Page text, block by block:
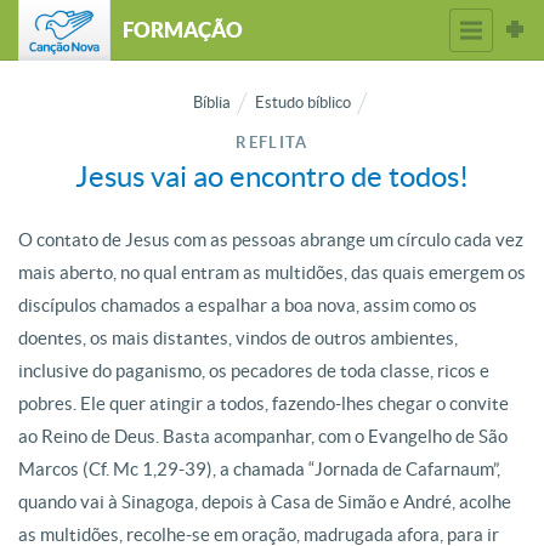
FORMAÇÃO
Bíblia Estudo bíblico
REFLITA
Jesus vai ao encontro de todos!
O contato de Jesus com as pessoas abrange um círculo cada vez
mais aberto, no qual entram as multidões, das quais emergem os
discípulos chamados a espalhar a boa nova, assim como os
doentes, os mais distantes, vindos de outros ambientes,
inclusive do paganismo, os pecadores de toda classe, ricos e
pobres. Ele quer atingir a todos, fazendo-lhes chegar o convite
ao Reino de Deus. Basta acompanhar, com o Evangelho de São
Marcos (Cf. Mc 1,29-39), a chamada “Jornada de Cafarnaum”,
quando vai à Sinagoga, depois à Casa de Simão e André, acolhe
as multidões, recolhe-se em oração, madrugada afora, para ir